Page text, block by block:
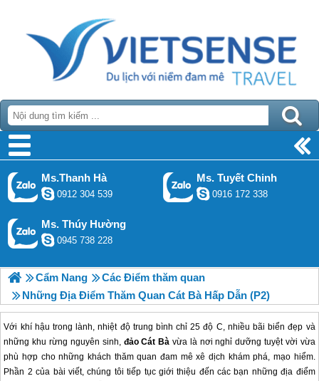
Ms.Thanh Hà
0912 304 539
Ms. Tuyết Chinh
0916 172 338
Ms. Thúy Hường
0945 738 228
Cẩm Nang
Các Điểm thăm quan
Những Địa Điểm Thăm Quan Cát Bà Hấp Dẫn (P2)
Với khí hậu trong lành, nhiệt độ trung bình chỉ 25 độ C, nhiều bãi biển đẹp và
những khu rừng nguyên sinh, đảo Cát Bà vừa là nơi nghỉ dưỡng tuyệt vời vừa
phù hợp cho những khách thăm quan đam mê xê dịch khám phá, mạo hiểm.
Phần 2 của bài viết, chúng tôi tiếp tục giới thiệu đến các bạn những địa điểm